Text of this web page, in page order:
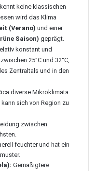
keine klassischen
wird das Klima
(Verano) und einer
Saison) geprägt.
konstant und
25°C und 32°C,
Zentraltals und in den
diverse Mikroklimata
sich von Region zu
zwischen
feuchter und hat ein
Gemäßigtere